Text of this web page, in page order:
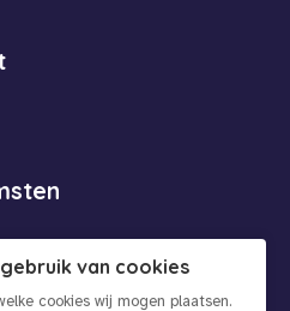
van cookies
cookies wij mogen plaatsen.